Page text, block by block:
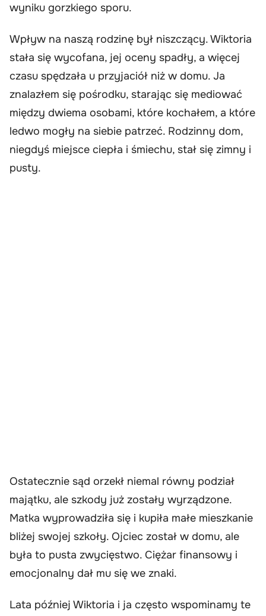
wyniku gorzkiego sporu.
Wpływ na naszą rodzinę był niszczący. Wiktoria
stała się wycofana, jej oceny spadły, a więcej
czasu spędzała u przyjaciół niż w domu. Ja
znalazłem się pośrodku, starając się mediować
między dwiema osobami, które kochałem, a które
ledwo mogły na siebie patrzeć. Rodzinny dom,
niegdyś miejsce ciepła i śmiechu, stał się zimny i
pusty.
Ostatecznie sąd orzekł niemal równy podział
majątku, ale szkody już zostały wyrządzone.
Matka wyprowadziła się i kupiła małe mieszkanie
bliżej swojej szkoły. Ojciec został w domu, ale
była to pusta zwycięstwo. Ciężar finansowy i
emocjonalny dał mu się we znaki.
Lata później Wiktoria i ja często wspominamy te